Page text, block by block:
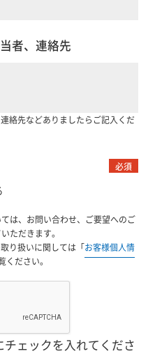
者、連絡先
絡先などありましたらご記入くだ
必須
は、お問い合わせ、ご要望へのご
ただきます。
り扱いに関しては「お客様個人情
ください。
ェックを入れてくださ